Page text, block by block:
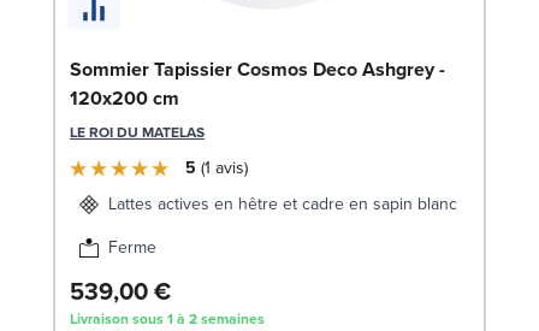
Sommier Tapissier Cosmos Deco Ashgrey -
120x200 cm
LE ROI DU MATELAS
5 1 avis
Lattes actives en hêtre et cadre en sapin blanc
Ferme
539,00 €
Livraison sous 1 à 2 semaines